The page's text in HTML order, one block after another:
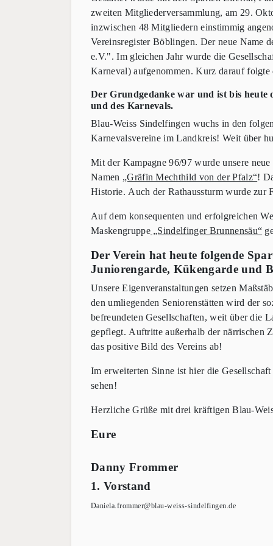
zweiten Mitgliederversammlung, am 29.
inzwischen 48 Mitgliedern einstimmig
Vereinsregister Böblingen. Der neue Name
e.V.".Im gleichen Jahr wurde die
Karneval) aufgenommen. Kurz darauf
Der Grundgedanke war und ist bis heute
und des Karnevals.
Blau-Weiss Sindelfingen wuchs in den
Karnevalsvereine im Landkreis! Weit über
Mit der Kampagne 96/97 wurde unsere
Namen „Gräfin Mechthild von der Pfalz“!
Historie. Auch der Rathaussturm wurde zur
Auf dem konsequenten und erfolgreichen
Maskengruppe„Sindelfinger Brunnensäu“
Der Verein hat heute folgende
Juniorengarde, Kükengarde und
Unsere Eigenveranstaltungen setzen
den umliegenden Seniorenstätten wird der
befreundeten Gesellschaften, weit über die
gepflegt. Auftritte außerhalb der närrischen
das positive Bild des Vereins ab!
Im erweiterten Sinne ist hier die
sehen!
Herzliche Grüße mit drei kräftigen Blau-
Eure
Danny Frommer
1. Vorstand
Daniela.frommer@blau-weiss-